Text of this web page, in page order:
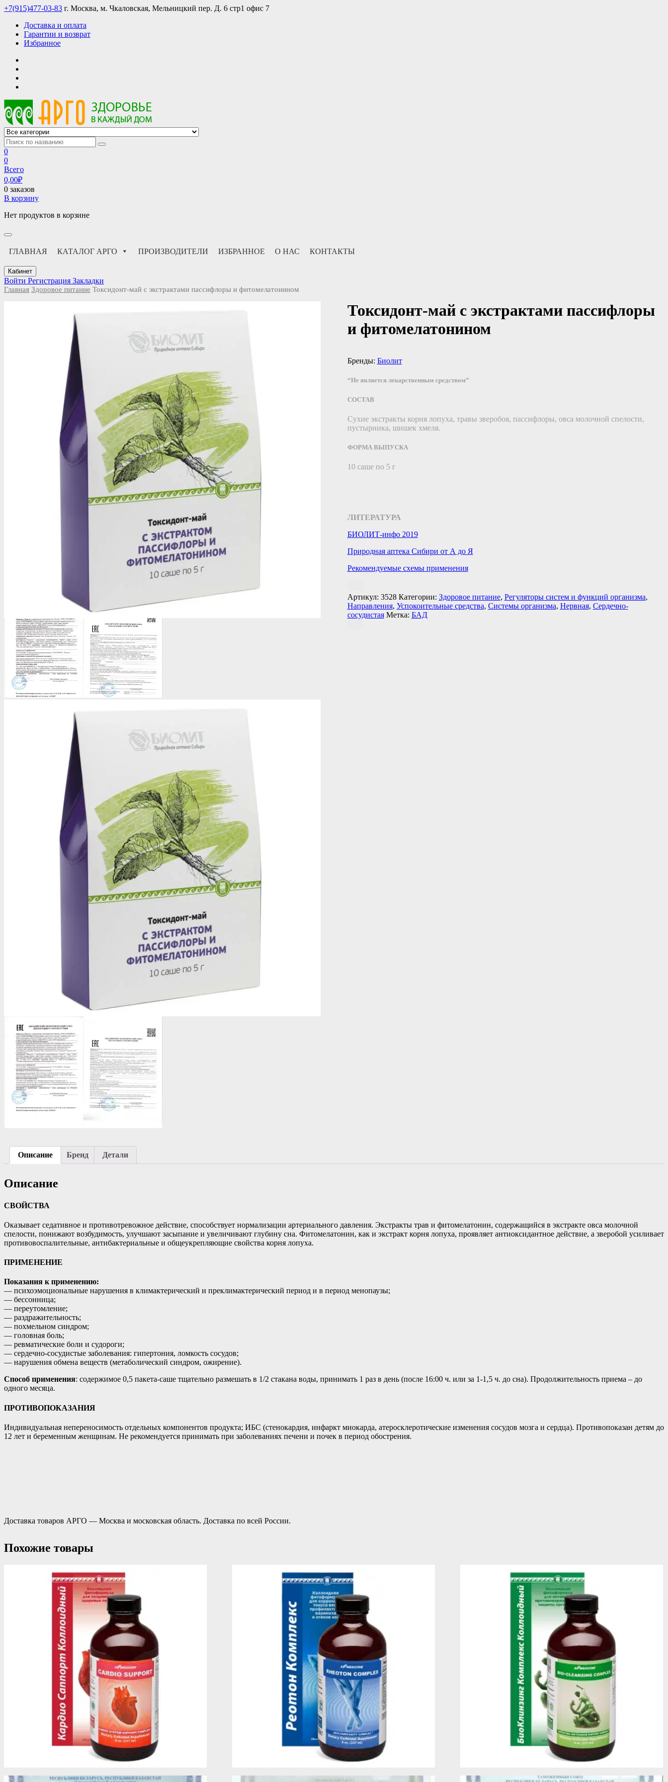
Skip
content
+7(915)477-03-83 г. Москва, м. Чкаловская, Мельницкий пер. Д. 6 стр1 офис 7
Доставка и оплата
Гарантии и возврат
Избранное
АРГО интернет магазин, доставка в Москве и по всей России
АРГО каталог каталог продукции, официальные цены
0
0
Всего
0,00₽
0 заказов
В корзину
Нет продуктов в корзине
ГЛАВНАЯ КАТАЛОГ АРГО ПРОИЗВОДИТЕЛИ ИЗБРАННОЕ О НАС КОНТАКТЫ
Кабинет
Войти Регистрация Закладки
Главная Здоровое питание Токсидонт-май с экстрактами пассифлоры и фитомелатонином
Токсидонт-май с экстрактами пассифлоры
и фитомелатонином
Бренды: Биолит
“Не является лекарственным средством”
СОСТАВ
Сухие экстракты корня лопуха, травы зверобоя, пассифлоры, овса молочной спелости,
пустырника, шишек хмеля.
ФОРМА ВЫПУСКА
10 саше по 5 г
ЛИТЕРАТУРА
БИОЛИТ-инфо 2019
Природная аптека Сибири от А до Я
Рекомендуемые схемы применения
Артикул: 3528 Категории: Здоровое питание, Регуляторы систем и функций организма,
Направления, Успокоительные средства, Системы организма, Нервная, Сердечно-
сосудистая Метка: БАД
Описание Бренд Детали
Описание
СВОЙСТВА
Оказывает седативное и противотревожное действие, способствует нормализации артериального давления. Экстракты трав и фитомелатонин, содержащийся в экстракте овса молочной
спелости, понижают возбудимость, улучшают засыпание и увеличивают глубину сна. Фитомелатонин, как и экстракт корня лопуха, проявляет антиоксидантное действие, а зверобой усиливает
противовоспалительные, антибактериальные и общеукрепляющие свойства корня лопуха.
ПРИМЕНЕНИЕ
Показания к применению:
— психоэмоциональные нарушения в климактерический и преклимактерический период и в период менопаузы;
— бессонница;
— переутомление;
— раздражительность;
— похмельном синдром;
— головная боль;
— ревматические боли и судороги;
— сердечно-сосудистые заболевания: гипертония, ломкость сосудов;
— нарушения обмена веществ (метаболический синдром, ожирение).
Способ применения: содержимое 0,5 пакета-саше тщательно размешать в 1/2 стакана воды, принимать 1 раз в день (после 16:00 ч. или за 1-1,5 ч. до сна). Продолжительность приема – до
одного месяца.
ПРОТИВОПОКАЗАНИЯ
Индивидуальная непереносимость отдельных компонентов продукта; ИБС (стенокардия, инфаркт миокарда, атеросклеротические изменения сосудов мозга и сердца). Противопоказан детям до
12 лет и беременным женщинам. Не рекомендуется принимать при заболеваниях печени и почек в период обострения.
Доставка товаров АРГО — Москва и московская область. Доставка по всей России.
Похожие товары